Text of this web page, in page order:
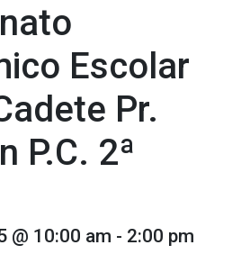
Escolar
Pr.
P.C. 2ª
@ 10:00 am - 2:00 pm